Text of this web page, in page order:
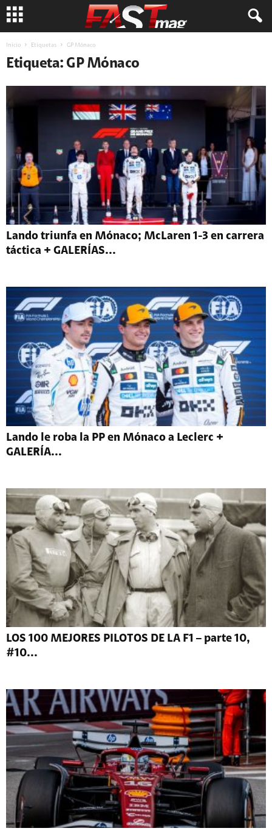
Inicio Etiquetas GP Mónaco
Etiqueta: GP Mónaco
Lando triunfa en Mónaco; McLaren 1-3 en carrera
táctica + GALERÍAS...
Lando le roba la PP en Mónaco a Leclerc +
GALERÍA...
LOS 100 MEJORES PILOTOS DE LA F1 – parte 10,
#10...